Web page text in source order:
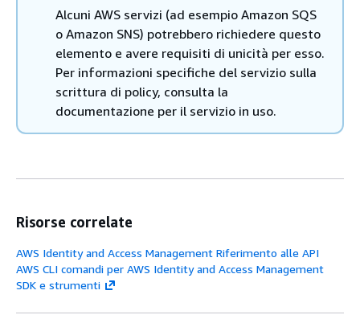
Alcuni AWS servizi (ad esempio Amazon SQS
o Amazon SNS) potrebbero richiedere questo
elemento e avere requisiti di unicità per esso.
Per informazioni specifiche del servizio sulla
scrittura di policy, consulta la
documentazione per il servizio in uso.
Risorse correlate
AWS Identity and Access Management Riferimento alle API
AWS CLI comandi per AWS Identity and Access Management
SDK e strumenti